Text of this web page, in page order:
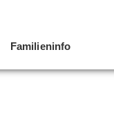
Familieninfo